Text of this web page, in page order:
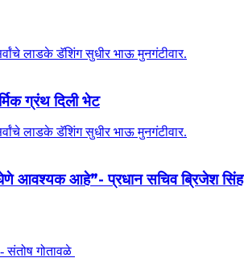
ग्रंथ दिली भेट
घेणे आवश्यक आहे”- प्रधान सचिव ब्रिजेश सिंह